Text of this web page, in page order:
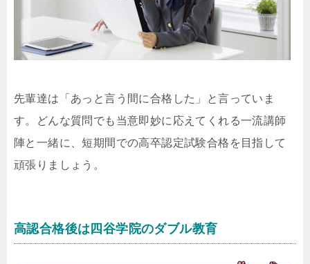
先輩達は「あっと言う間に合格した」と言っていま
す。どんな質問でも当意即妙に応えてくれる一流講師
陣と一緒に、短期間での高卒認定試験合格を目指して
頑張りましょう。
高認合格後は四谷学院のダブル教育